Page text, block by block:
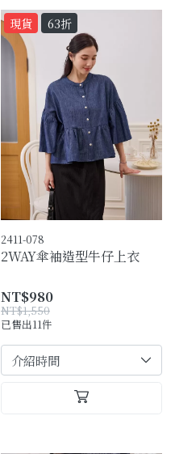
現貨 63折
2411-078
2WAY傘袖造型牛仔上衣
NT$980
NT$1,550
已售出11件